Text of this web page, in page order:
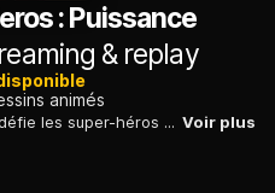
: Puissance
& replay
animés
Le maléfique dieu d'Asgard Loki défie les super-héros en utilisant sa magie pour rendre leurs adversaires habituels plus puissants que jamais. Voir plus